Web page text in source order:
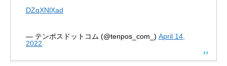
DZqXNlXad
— テンポスドットコム (@tenpos_com_) April 14,
2022